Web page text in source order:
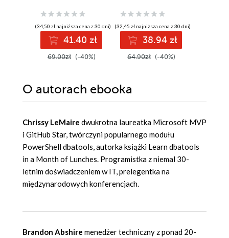
oprogramowania
(34,50 zł najniższa cena z 30 dni)
41.40 zł
69.00zł (-40%)
(32,45 zł najniższa cena z 30 dni)
38.94 zł
64.90zł (-40%)
O autorach ebooka
Chrissy LeMaire dwukrotna laureatka Microsoft MVP
i GitHub Star, twórczyni popularnego modułu
PowerShell dbatools, autorka książki Learn dbatools
in a Month of Lunches. Programistka z niemal 30-
letnim doświadczeniem w IT, prelegentka na
międzynarodowych konferencjach.
Brandon Abshire menedżer techniczny z ponad 20-